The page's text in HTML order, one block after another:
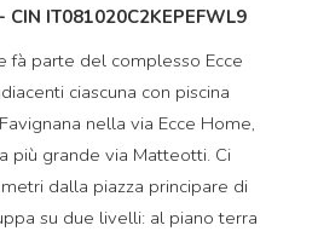
IT081020C2KEPEFWL9
fà parte del complesso Ecce
ciascuna con piscina
nella via Ecce Home,
più grande via Matteotti. Ci
dalla piazza principare di
su due livelli: al piano terra